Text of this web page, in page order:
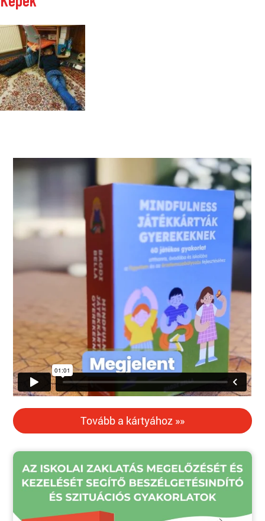
Tovább a kártyához »»